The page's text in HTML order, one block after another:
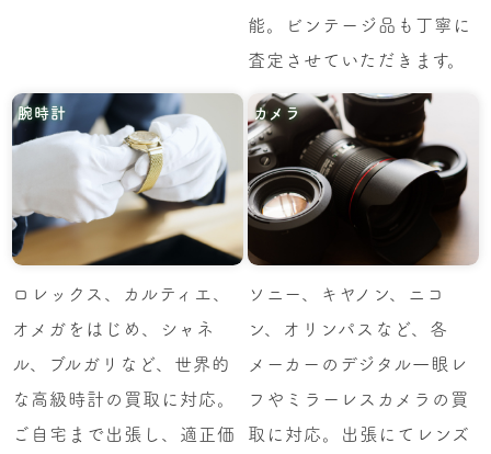
能。ビンテージ品も丁寧に
査定させていただきます。
腕時計
ロレックス、カルティエ、
オメガをはじめ、シャネ
ル、ブルガリなど、世界的
な高級時計の買取に対応。
ご自宅まで出張し、適正価
カメラ
ソニー、キヤノン、ニコ
ン、オリンパスなど、各
メーカーのデジタル一眼レ
フやミラーレスカメラの買
取に対応。出張にてレンズ